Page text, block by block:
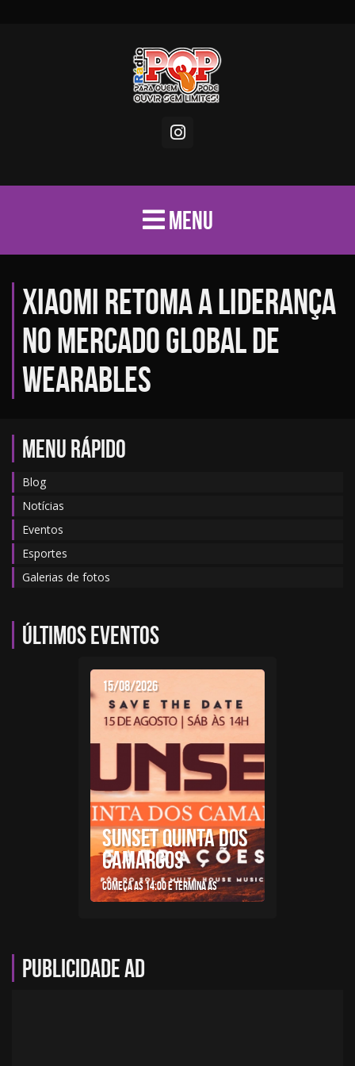
MENU
Xiaomi retoma a liderança
no mercado global de
wearables
MENU RÁPIDO
Blog
Notícias
Eventos
Esportes
Galerias de fotos
Últimos eventos
15/08/2026
SUNSET QUINTA DOS
CAMARGOS
Começa as 14:00 e termina as
Publicidade AD